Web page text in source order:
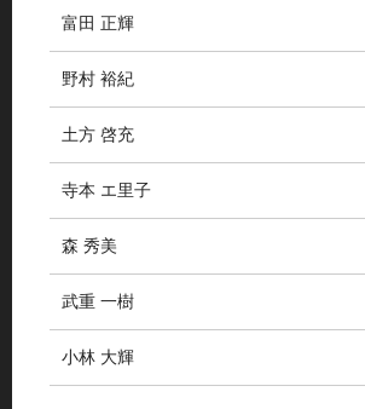
富田 正輝
野村 裕紀
土方 啓充
寺本 エ里子
森 秀美
武重 一樹
小林 大輝